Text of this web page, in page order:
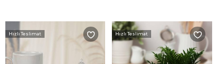
Hızlı Teslimat Hızlı Teslimat